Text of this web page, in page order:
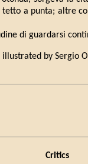
tetto a punta; altre
di guardarsi
illustrated by Sergio
Critics